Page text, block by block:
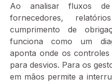
Ao analisar fluxos
fornecedores,
cumprimento de
funciona como um
aponta onde os
para desvios. Para os
em mãos permite a